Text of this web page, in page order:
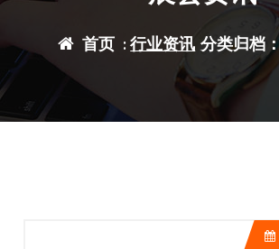
首页 :行业资讯 分类归档